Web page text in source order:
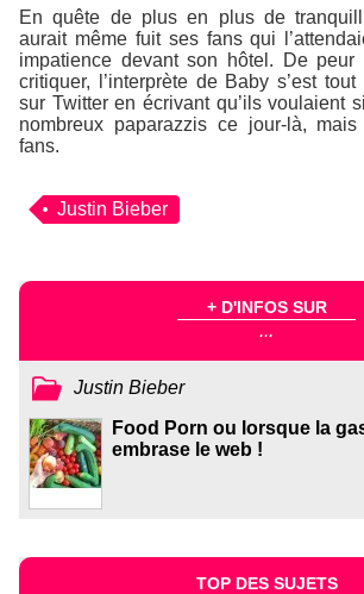
En quête de plus en plus de
aurait même fuit ses fans qui
impatience devant son hôtel. De peur
critiquer, l’interprète de Baby s’est
sur Twitter en écrivant qu’ils voulaient
nombreux paparazzis ce jour-là,
fans.
Justin Bieber
+ D'INFOS SUR
...
Justin Bieber
Food Porn ou lorsque la
embrase le web !
TOP DES SUJETS